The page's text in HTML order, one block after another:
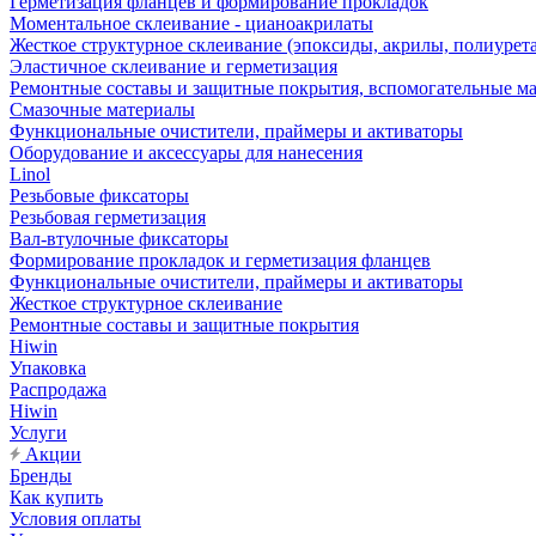
Моментальное склеивание - цианоакрилаты
Жесткое структурное склеивание (эпоксиды, акрилы,
Эластичное склеивание и герметизация
Ремонтные составы и защитные покрытия, вспомогательные
Смазочные материалы
Функциональные очистители, праймеры и активаторы
Оборудование и аксессуары для нанесения
Linol
Резьбовые фиксаторы
Резьбовая герметизация
Вал-втулочные фиксаторы
Формирование прокладок и герметизация фланцев
Функциональные очистители, праймеры и активаторы
Жесткое структурное склеивание
Ремонтные составы и защитные покрытия
Hiwin
Упаковка
Распродажа
Hiwin
Услуги
Акции
Бренды
Как купить
Условия оплаты